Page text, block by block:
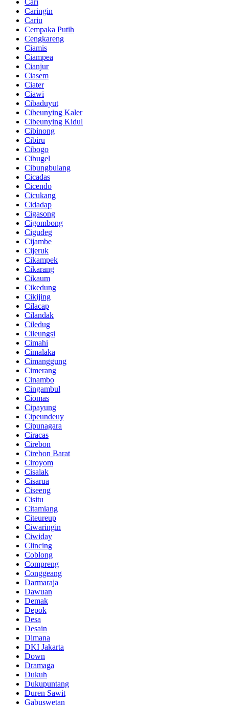
Caringin
Cariu
Cempaka Putih
Cengkareng
Ciamis
Ciampea
Cianjur
Ciasem
Ciater
Ciawi
Cibaduyut
Cibeunying Kaler
Cibeunying Kidul
Cibinong
Cibiru
Cibogo
Cibugel
Cibungbulang
Cicadas
Cicendo
Cicukang
Cidadap
Cigasong
Cigombong
Cigudeg
Cijambe
Cijeruk
Cikampek
Cikarang
Cikaum
Cikedung
Cikijing
Cilacap
Cilandak
Ciledug
Cileungsi
Cimahi
Cimalaka
Cimanggung
Cimerang
Cinambo
Cingambul
Ciomas
Cipayung
Cipeundeuy
Cipunagara
Ciracas
Cirebon
Cirebon Barat
Ciroyom
Cisalak
Cisarua
Ciseeng
Cisitu
Citamiang
Citeureup
Ciwaringin
Ciwiday
Clincing
Coblong
Compreng
Conggeang
Darmaraja
Dawuan
Demak
Depok
Desa
Desain
Dimana
DKI Jakarta
Down
Dramaga
Dukuh
Dukupuntang
Duren Sawit
Gabuswetan